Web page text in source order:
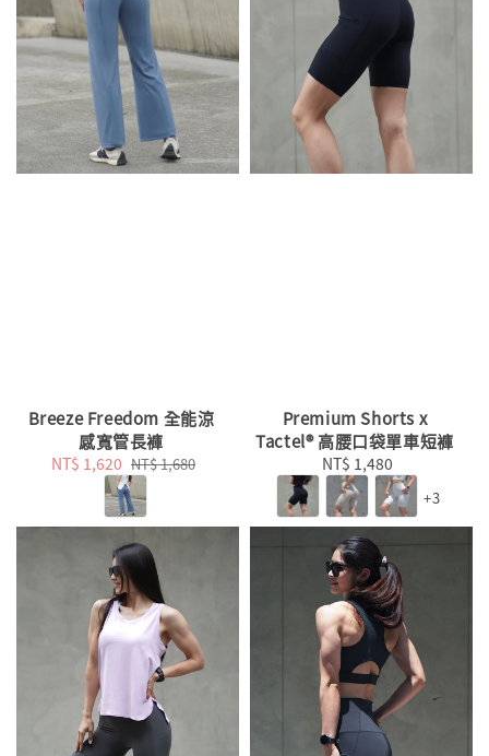
Breeze Freedom 全能涼
感寬管長褲
Sale
NT$ 1,620 Regular
price
NT$ 1,680
Premium Shorts x
Tactel® 高腰口袋單車短褲
Regular
price
NT$ 1,480
+3